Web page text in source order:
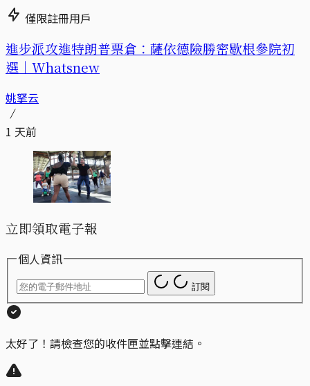
僅限註冊用戶
進步派攻進特朗普票倉：薩依德險勝密歇根參院初
選｜Whatsnew
姚拏云
1 天前
立即領取電子報
個人資訊
訂閱
太好了！請檢查您的收件匣並點擊連結。